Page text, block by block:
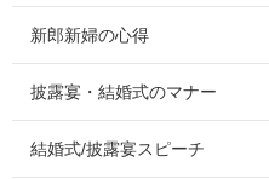
新郎新婦の心得
披露宴・結婚式のマナー
結婚式/披露宴スピーチ